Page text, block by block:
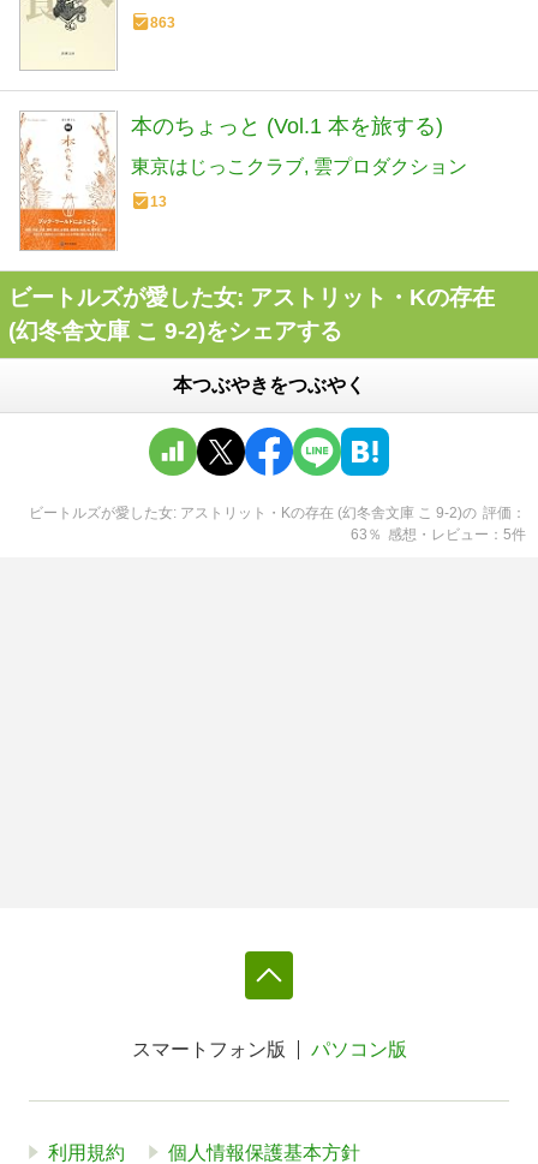
863
本のちょっと (Vol.1 本を旅する)
東京はじっこクラブ 雲プロダクション
13
ビートルズが愛した女: アストリット・Kの存在
(幻冬舎文庫 こ 9-2)をシェアする
本つぶやきをつぶやく
ビートルズが愛した女: アストリット・Kの存在 (幻冬舎文庫 こ 9-2)の 評価
63 ％ 感想・レビュー 5件
スマートフォン版 パソコン版
利用規約 個人情報保護基本方針